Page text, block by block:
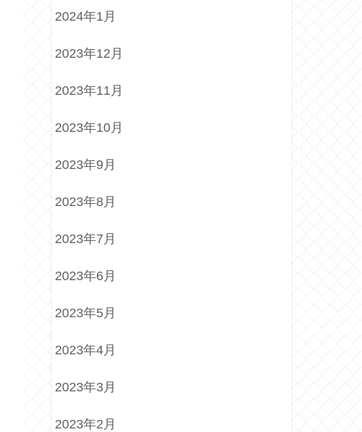
2024年1月
2023年12月
2023年11月
2023年10月
2023年9月
2023年8月
2023年7月
2023年6月
2023年5月
2023年4月
2023年3月
2023年2月